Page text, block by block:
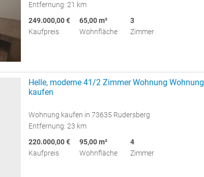
Entfernung: 21 km
249.000,00 €
Kaufpreis
65,00 m²
Wohnfläche
3
Zimmer
Helle, moderne 41/2 Zimmer Wohnung Wohnung
kaufen
Wohnung kaufen in 73635 Rudersberg
Entfernung: 23 km
220.000,00 €
Kaufpreis
95,00 m²
Wohnfläche
4
Zimmer